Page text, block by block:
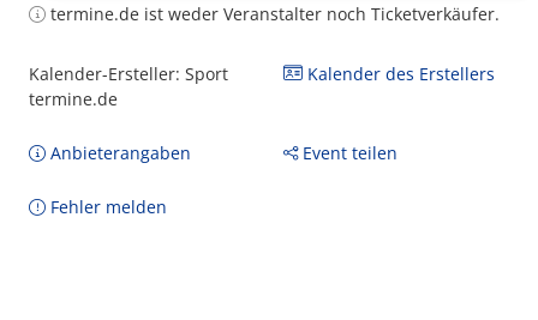
termine.de ist weder Veranstalter noch Ticketverkäufer.
Kalender-Ersteller: Sport
termine.de
Kalender des Erstellers
Anbieterangaben Event teilen
Fehler melden